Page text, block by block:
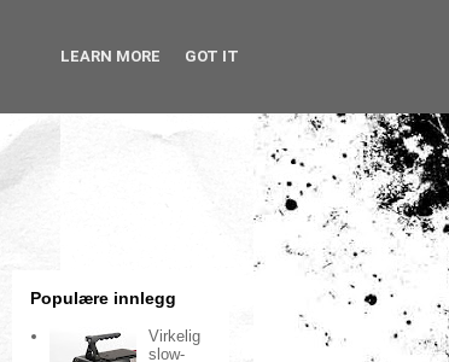
Populære innlegg
Virkelig
slow-
LEARN MORE GOT IT